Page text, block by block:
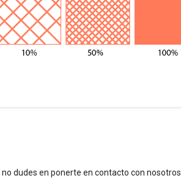
dudes en ponerte en contacto con nosotros.